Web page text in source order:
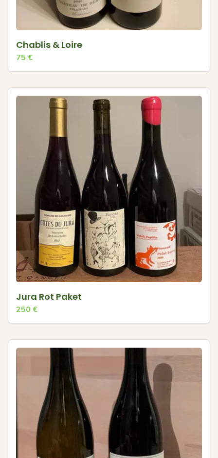
Chablis & Loire
75 €
Jura Rot Paket
250 €